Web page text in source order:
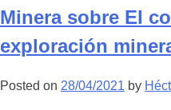
Minera sobre El
exploración
Posted on 28/04/2021 by